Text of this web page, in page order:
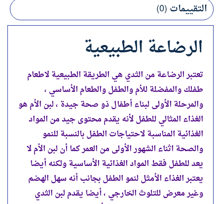
التقييمات (0)
الرضاعة الطبيعية
تعتبر الرضاعة من الثدي هي الطريقة الطبيعية لاطعام
طفلك والمفضلة للأم والطفل والطعام الأساسي ،
والمرحلة الأولى لبناء أطفال ذو صحة جيدة ، لبن الأم هو
الغذاء المثالي للطفل لأنه يقدم محتوى جيد من المواد
الغذائية المناسبة لاحتياجات الطفل بالنسبة للنمو
والصحة اثناء الشهور الأولى من العمر كما أن لبن الأم لا
يعد للطفل فقط المواد الغذائية الأساسية ولكنه أيضا
يعتبر الغذاء الأمثل لنمو الطفل بجانب أنه سهل الهضم
وغير معرض للتلوث الخارجي ، أيضا يقدم لبن الثدي